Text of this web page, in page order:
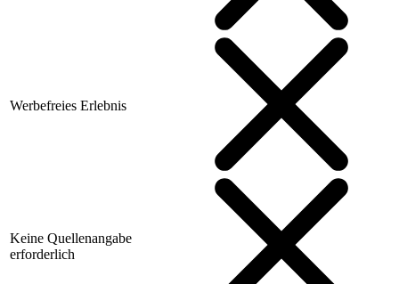
Werbefreies Erlebnis
Keine Quellenangabe
erforderlich